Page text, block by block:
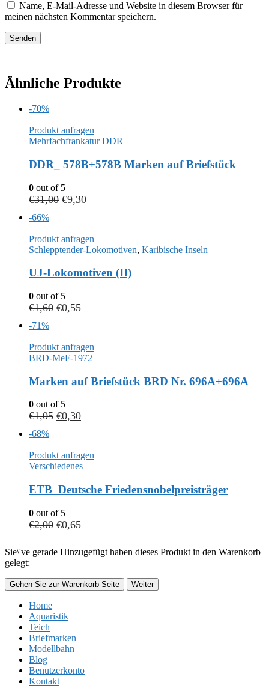
Name, E-Mail-Adresse und Website in diesem Browser für
meinen nächsten Kommentar speichern.
Ähnliche Produkte
-70%
Produkt anfragen
Mehrfachfrankatur DDR
DDR_ 578B+578B Marken auf Briefstück
0 out of 5
€31,00 €9,30
-66%
Produkt anfragen
Schlepptender-Lokomotiven, Karibische Inseln
UJ-Lokomotiven (II)
0 out of 5
€1,60 €0,55
-71%
Produkt anfragen
BRD-MeF-1972
Marken auf Briefstück BRD Nr. 696A+696A
0 out of 5
€1,05 €0,30
-68%
Produkt anfragen
Verschiedenes
ETB_Deutsche Friedensnobelpreisträger
0 out of 5
€2,00 €0,65
Sie\'ve gerade Hinzugefügt haben dieses Produkt in den Warenkorb
gelegt:
Gehen Sie zur Warenkorb-Seite Weiter
Home
Aquaristik
Teich
Briefmarken
Modellbahn
Blog
Benutzerkonto
Kontakt